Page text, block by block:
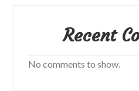
Recent
No comments to show.